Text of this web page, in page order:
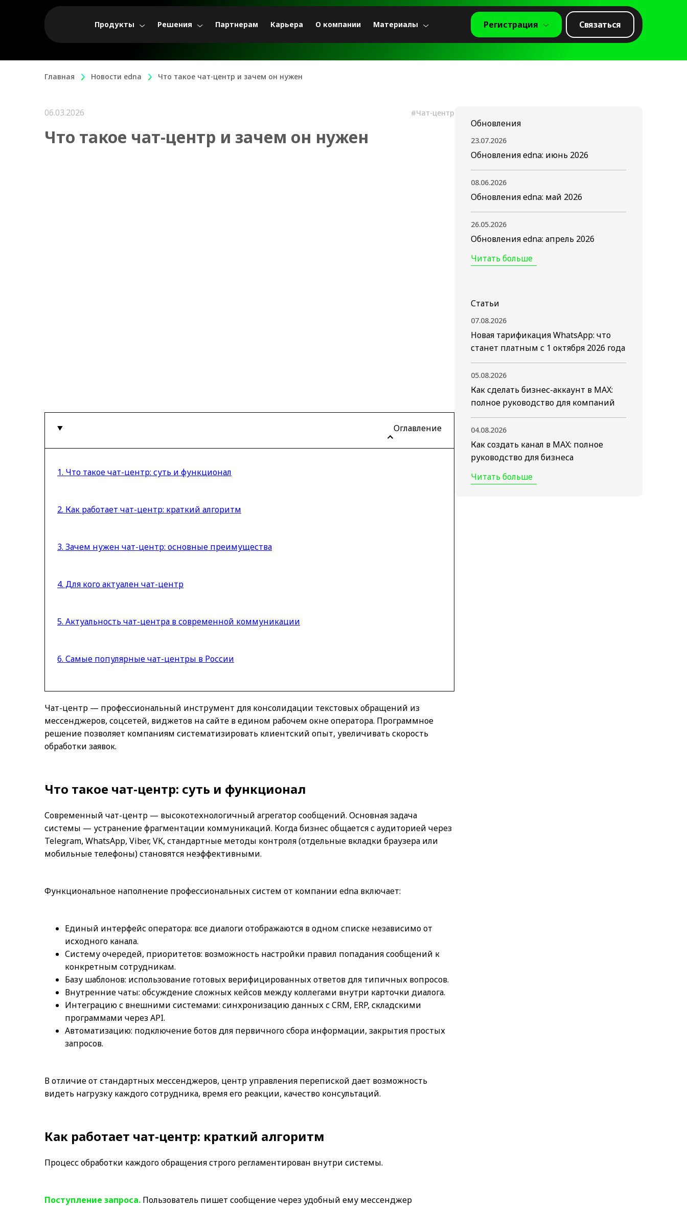
Продукты Решения Партнерам Карьера О компании Материалы Регистрация Связаться
Главная Новости edna Что такое чат-центр и зачем он нужен
06.03.2026 #Чат-центр
Что такое чат-центр и зачем он нужен
Оглавление
1. Что такое чат-центр: суть и функционал
2. Как работает чат-центр: краткий алгоритм
3. Зачем нужен чат-центр: основные преимущества
4. Для кого актуален чат-центр
5. Актуальность чат-центра в современной коммуникации
6. Самые популярные чат-центры в России
Чат-центр — профессиональный инструмент для консолидации текстовых обращений из
мессенджеров, соцсетей, виджетов на сайте в едином рабочем окне оператора. Программное
решение позволяет компаниям систематизировать клиентский опыт, увеличивать скорость
обработки заявок.
Что такое чат-центр: суть и функционал
Современный чат-центр — высокотехнологичный агрегатор сообщений. Основная задача
системы — устранение фрагментации коммуникаций. Когда бизнес общается с аудиторией через
Telegram, WhatsApp, Viber, VK, стандартные методы контроля (отдельные вкладки браузера или
мобильные телефоны) становятся неэффективными.
Функциональное наполнение профессиональных систем от компании edna включает:
Единый интерфейс оператора: все диалоги отображаются в одном списке независимо от
исходного канала.
Систему очередей, приоритетов: возможность настройки правил попадания сообщений к
конкретным сотрудникам.
Базу шаблонов: использование готовых верифицированных ответов для типичных вопросов.
Внутренние чаты: обсуждение сложных кейсов между коллегами внутри карточки диалога.
Интеграцию с внешними системами: синхронизацию данных с CRM, ERP, складскими
программами через API.
Автоматизацию: подключение ботов для первичного сбора информации, закрытия простых
запросов.
В отличие от стандартных мессенджеров, центр управления перепиской дает возможность
видеть нагрузку каждого сотрудника, время его реакции, качество консультаций.
Как работает чат-центр: краткий алгоритм
Процесс обработки каждого обращения строго регламентирован внутри системы.
Поступление запроса. Пользователь пишет сообщение через удобный ему мессенджер
Обновления
23.07.2026
Обновления edna: июнь 2026
08.06.2026
Обновления edna: май 2026
26.05.2026
Обновления edna: апрель 2026
Читать больше
Статьи
07.08.2026
Новая тарификация WhatsApp: что
станет платным с 1 октября 2026 года
05.08.2026
Как сделать бизнес-аккаунт в MAX:
полное руководство для компаний
04.08.2026
Как создать канал в MAX: полное
руководство для бизнеса
Читать больше